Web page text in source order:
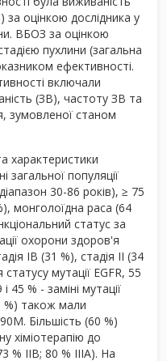
оцінкою дослідника у
ВБОЗ за оцінкою
пухлини (загальна
ефективності.
включали
(ЗВ), частоту ЗВ та
зумовленої станом
характеристики
загальної популяції
30-86 років), ≥ 75
монголоїдна раса (64
статус за
охорони здоров'я
IB (31 %), стадія II (34
мутації EGFR, 55
45 % - заміні мутації
%) також мали
Більшість (60 %)
хіміотерапію до
% IIB; 80 % IIIA). На